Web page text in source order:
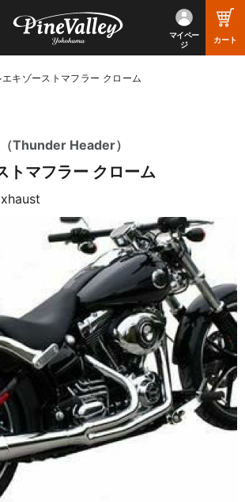
マイペー
ジ
カート
エキゾーストマフラー クローム
Thunder Header）
トマフラー クローム